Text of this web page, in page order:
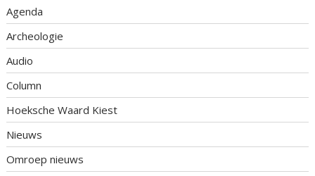
Agenda
Archeologie
Audio
Column
Hoeksche Waard Kiest
Nieuws
Omroep nieuws